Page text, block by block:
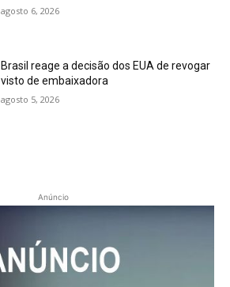
agosto 6, 2026
Brasil reage a decisão dos EUA de revogar
visto de embaixadora
agosto 5, 2026
Anúncio